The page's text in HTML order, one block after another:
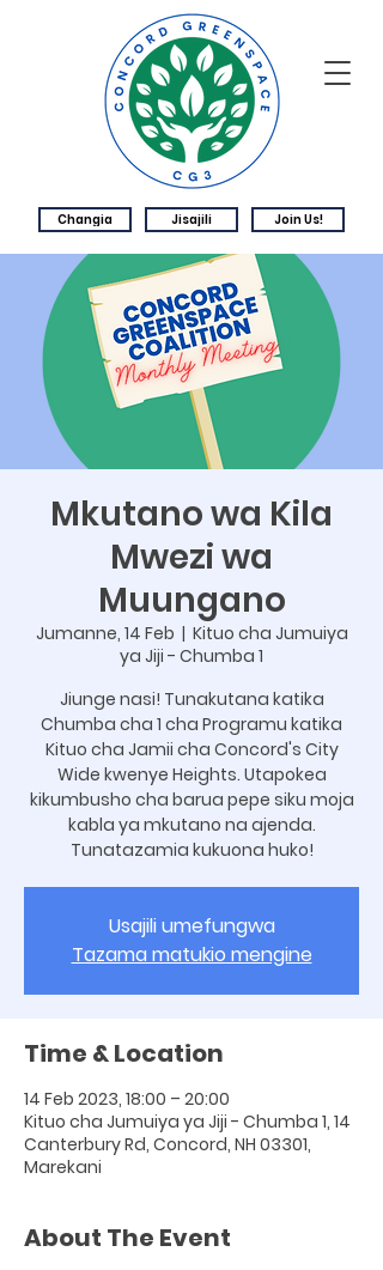
Changia Jisajili Join Us!
Mkutano wa Kila
Mwezi wa
Muungano
Jumanne, 14 Feb
  |
Kituo cha Jumuiya
ya Jiji - Chumba 1
Jiunge nasi! Tunakutana katika
Chumba cha 1 cha Programu katika
Kituo cha Jamii cha Concord's City
Wide kwenye Heights. Utapokea
kikumbusho cha barua pepe siku moja
kabla ya mkutano na ajenda.
Tunatazamia kukuona huko!
Usajili umefungwa
Tazama matukio mengine
Time & Location
14 Feb 2023, 18:00 – 20:00
Kituo cha Jumuiya ya Jiji - Chumba 1, 14
Canterbury Rd, Concord, NH 03301,
Marekani
About The Event